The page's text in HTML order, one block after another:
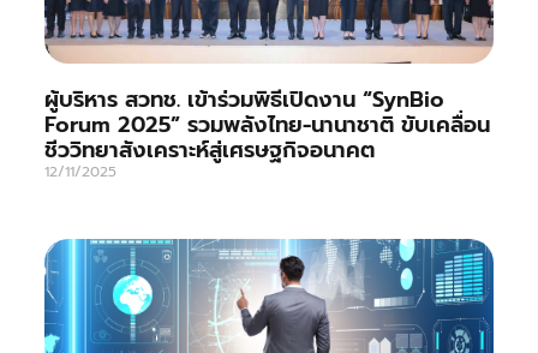
ผู้บริหาร สวทช. เข้าร่วมพิธีเปิดงาน “SynBio
Forum 2025” รวมพลังไทย-นานาชาติ ขับเคลื่อน
ชีววิทยาสังเคราะห์สู่เศรษฐกิจอนาคต
12/11/2025